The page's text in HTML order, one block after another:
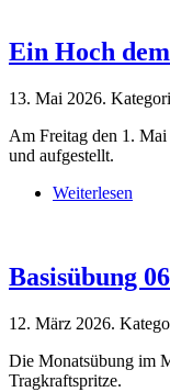
Ein Hoch
13. Mai 2026.
Am Freitag den 1.
und aufgestellt.
Weiterlesen
Basisübung
12. März 2026.
Die Monatsübung im
Tragkraftspritze.